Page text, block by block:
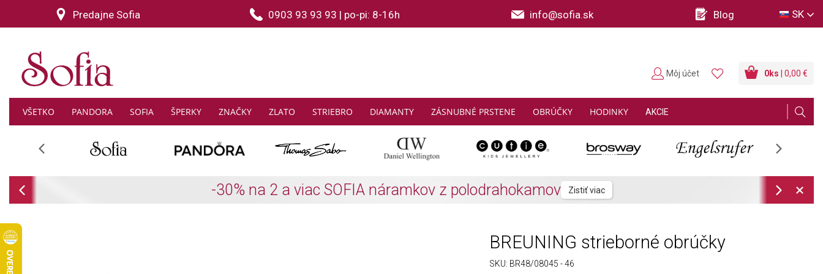
Predajne Sofia 0903 93 93 93 | po-pi: 8-16h info@sofia.sk Blog SK
VŠETKO PANDORA SOFIA ŠPERKY ZNAČKY ZLATO STRIEBRO DIAMANTY ZÁSNUBNÉ PRSTENE OBRÚČKY HODINKY AKCIE
0ks | 0,00 €
Môj účet
THOMAS SABO: Zbierajte a ušetrite Zistiť viac
BREUNING strieborné obrúčky
SKU: BR48/08045 - 46